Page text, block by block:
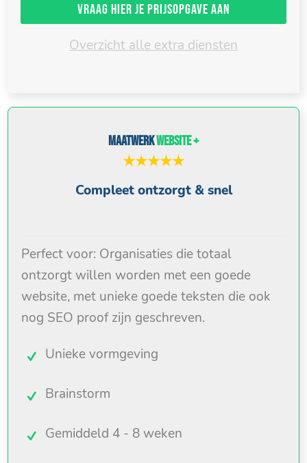
Vraag hier je prijsopgave aan
Overzicht alle extra diensten
Maatwerkwebsite +
★★★★★
Compleet ontzorgt & snel
Perfect voor: Organisaties die totaal
ontzorgt willen worden met een goede
website, met unieke goede teksten die ook
nog SEO proof zijn geschreven.
Unieke vormgeving
Brainstorm
Gemiddeld 4 - 8 weken